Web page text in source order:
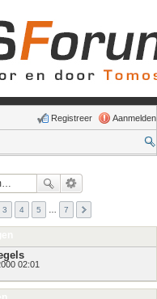
Aanmelden
Registreer
3 4 5 7
02:01